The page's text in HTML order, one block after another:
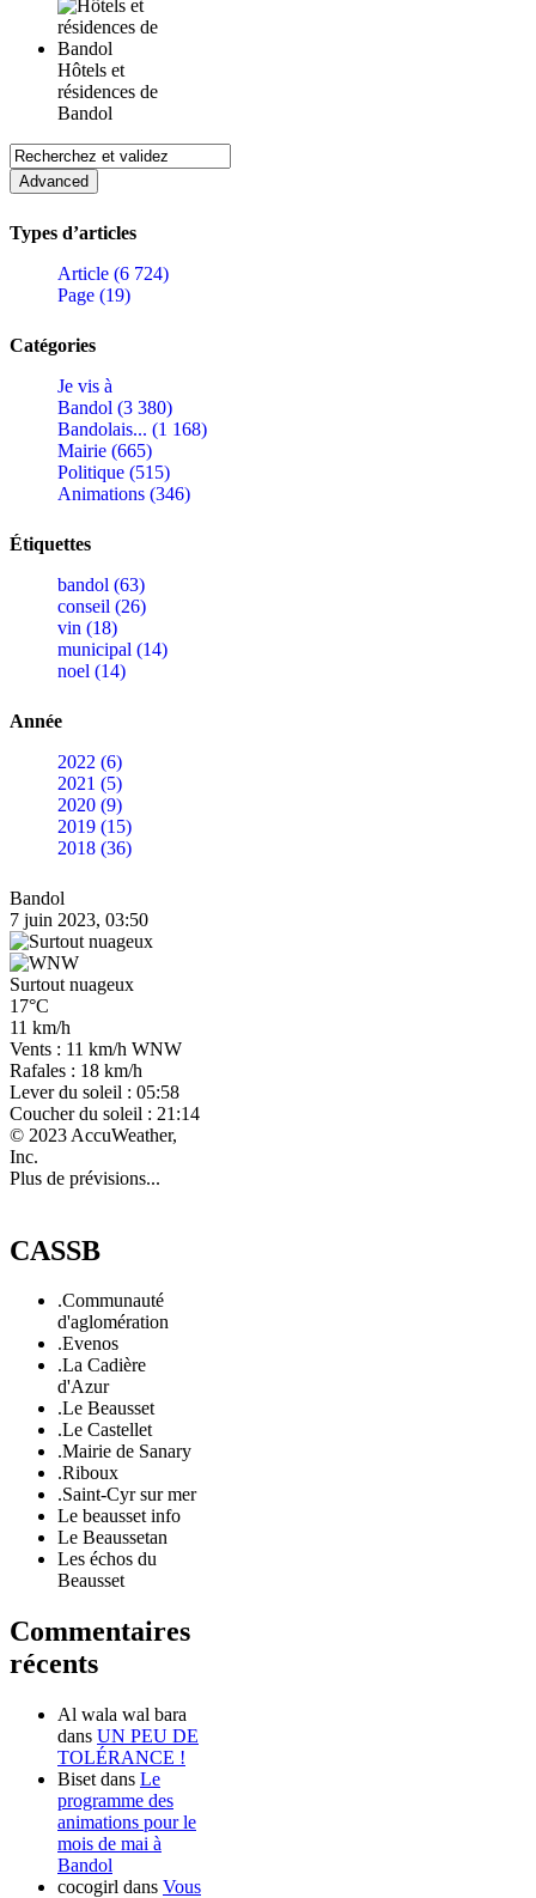
Hôtels et
résidences de
Bandol
Types d’articles
Article (6 724)
Page (19)
Catégories
Je vis à
Bandol (3 380)
Bandolais... (1 168)
Mairie (665)
Politique (515)
Animations (346)
Étiquettes
bandol (63)
conseil (26)
vin (18)
municipal (14)
noel (14)
Année
2022 (6)
2021 (5)
2020 (9)
2019 (15)
2018 (36)
Bandol
7 juin 2023, 03:50
Surtout nuageux
17°C
11 km/h
Vents : 11 km/h WNW
Rafales : 18 km/h
Lever du soleil : 05:58
Coucher du soleil : 21:14
© 2023 AccuWeather,
Inc.
Plus de prévisions...
CASSB
.Communauté
d'aglomération
.Evenos
.La Cadière
d'Azur
.Le Beausset
.Le Castellet
.Mairie de Sanary
.Riboux
.Saint-Cyr sur mer
Le beausset info
Le Beaussetan
Les échos du
Beausset
Commentaires
récents
Al wala wal bara
dans UN PEU DE
TOLÉRANCE !
Biset dans Le
programme des
animations pour le
mois de mai à
Bandol
cocogirl dans Vous